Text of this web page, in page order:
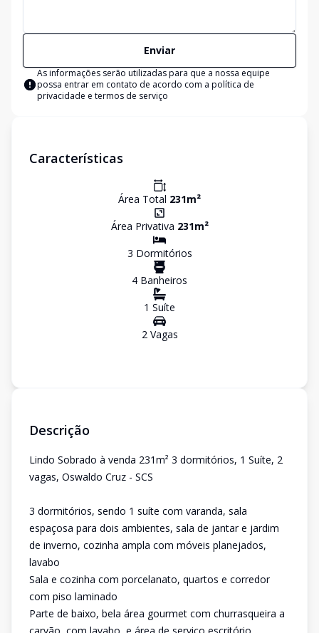
Enviar
As informações serão utilizadas para que a nossa equipe
possa entrar em contato de acordo com a política de
privacidade e termos de serviço
Características
Área Total 231m²
Área Privativa 231m²
3 Dormitórios
4 Banheiros
1 Suíte
2Vagas
Descrição
Lindo Sobrado à venda 231m² 3 dormitórios, 1 Suíte, 2
vagas, Oswaldo Cruz - SCS
3 dormitórios, sendo 1 suíte com varanda, sala
espaçosa para dois ambientes, sala de jantar e jardim
de inverno, cozinha ampla com móveis planejados,
lavabo
Sala e cozinha com porcelanato, quartos e corredor
com piso laminado
Parte de baixo, bela área gourmet com churrasqueira a